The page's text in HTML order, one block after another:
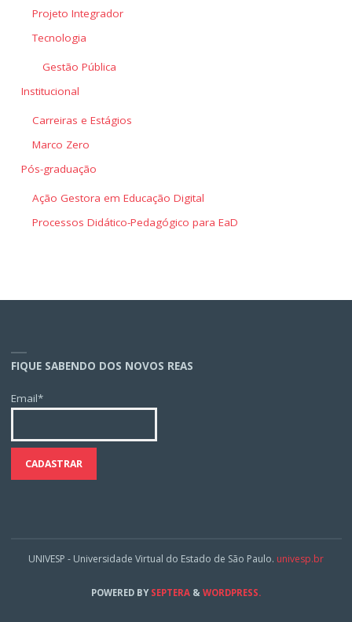
Projeto Integrador
Tecnologia
Gestão Pública
Institucional
Carreiras e Estágios
Marco Zero
Pós-graduação
Ação Gestora em Educação Digital
Processos Didático-Pedagógico para EaD
FIQUE SABENDO DOS NOVOS REAS
Email*
UNIVESP - Universidade Virtual do Estado de São Paulo. univesp.br
POWERED BYSEPTERA & WORDPRESS.